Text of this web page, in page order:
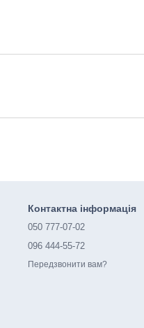
Контактна інформація
050 777-07-02
096 444-55-72
Передзвонити вам?